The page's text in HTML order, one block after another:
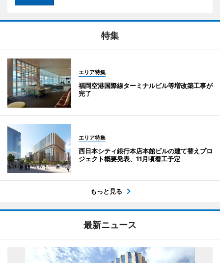
特集
エリア特集
福岡空港国際線ターミナルビル等増改築工事が
完了
エリア特集
西日本シティ銀行本店本館ビルの建て替えプロ
ジェクト概要発表、11月頃着工予定
もっと見る
最新ニュース